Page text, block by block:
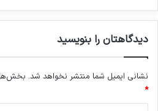
طراحان رایانه ای علی
فرهنگ پیشرو در زبان
صورت می توان امید
موجود در ارائه راهکارها
دیدگاهتان را بنویسید
نشانی ایمیل شما منتشر نخواهد شد.
*